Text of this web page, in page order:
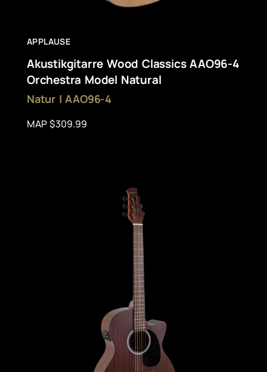
APPLAUSE
Akustikgitarre Wood Classics AAO96-4
Orchestra Model Natural
Natur | AAO96-4
MAP $309.99